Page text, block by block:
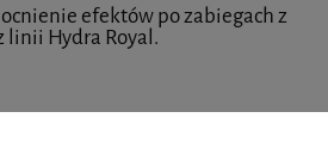
efektów po zabiegach z
linii Hydra Royal.